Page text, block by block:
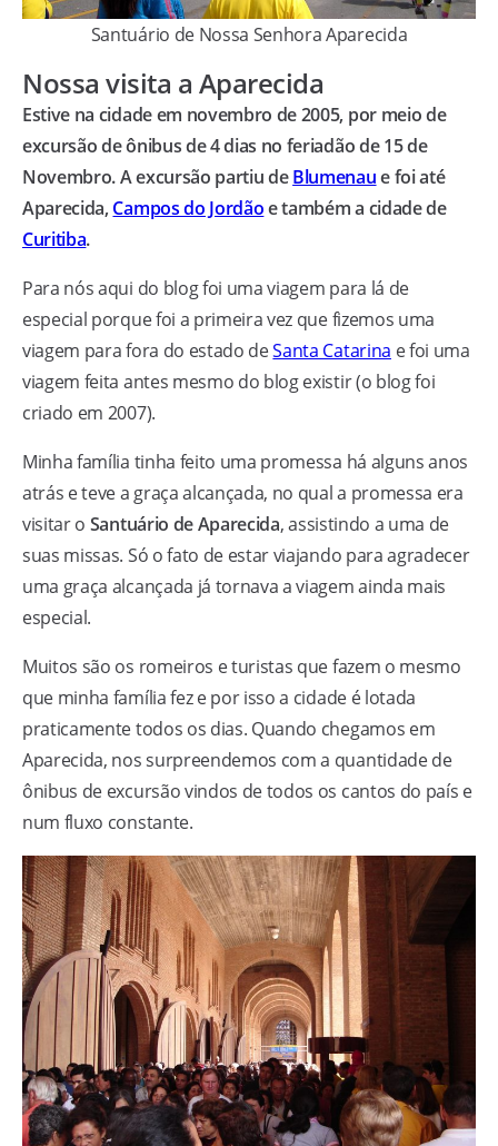
Santuário de Nossa Senhora Aparecida
Nossa visita a Aparecida
Estive na cidade em novembro de 2005, por meio de
excursão de ônibus de 4 dias no feriadão de 15 de
Novembro. A excursão partiu deBlumenaue foi até
Aparecida, Campos do Jordãoe também a cidade de
Curitiba.
Para nós aqui do blog foi uma viagem para lá de
especial porque foi a primeira vez que fizemos uma
viagem para fora do estado deSanta Catarina e foi uma
viagem feita antes mesmo do blog existir (o blog foi
criado em 2007).
Minha família tinha feito uma promessa há alguns anos
atrás e teve a graça alcançada, no qual a promessa era
visitar o Santuário de Aparecida, assistindo a uma de
suas missas. Só o fato de estar viajando para agradecer
uma graça alcançada já tornava a viagem ainda mais
especial.
Muitos são os romeiros e turistas que fazem o mesmo
que minha família fez e por isso a cidade é lotada
praticamente todos os dias. Quando chegamos em
Aparecida, nos surpreendemos com a quantidade de
ônibus de excursão vindos de todos os cantos do país e
num fluxo constante.